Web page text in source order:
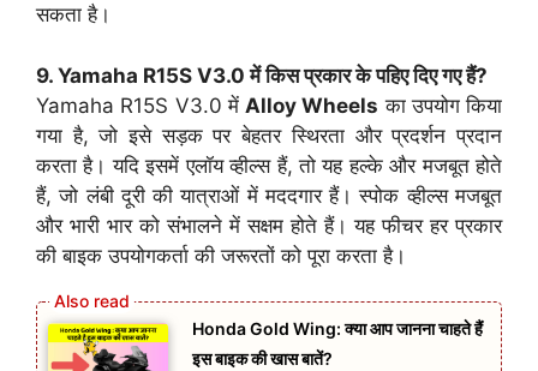
सकता है।
9. Yamaha R15S V3.0 में किस प्रकार के पहिए दिए गए हैं?
Yamaha R15S V3.0 में Alloy Wheels का उपयोग किया
गया है, जो इसे सड़क पर बेहतर स्थिरता और प्रदर्शन प्रदान
करता है। यदि इसमें एलॉय व्हील्स हैं, तो यह हल्के और मजबूत होते
हैं, जो लंबी दूरी की यात्राओं में मददगार हैं। स्पोक व्हील्स मजबूत
और भारी भार को संभालने में सक्षम होते हैं। यह फीचर हर प्रकार
की बाइक उपयोगकर्ता की जरूरतों को पूरा करता है।
Honda Gold Wing: क्या आप जानना चाहते हैं
इस बाइक की खास बातें?